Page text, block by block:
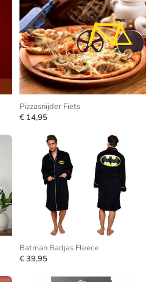
Pizzasnijder Fiets
€ 14,95
Batman Badjas Fleece
€ 39,95